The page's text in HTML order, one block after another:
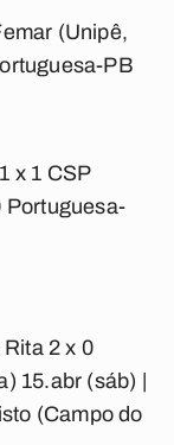
(Unipê,
PB
x 1 CSP
Portuguesa-
2 x 0
15.abr (sáb) |
(Campo do